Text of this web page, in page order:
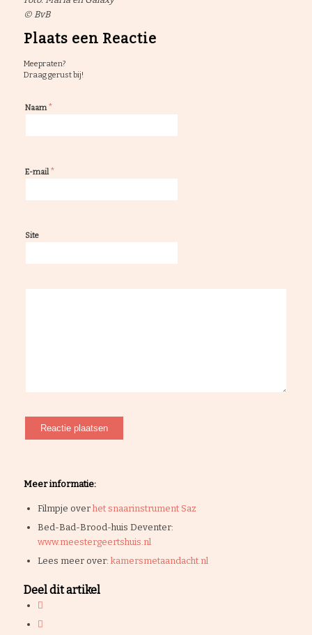
© BvB
Plaats een Reactie
Meepraten?
Draag gerust bij!
Naam*
E-mail*
Site
Meer informatie:
Filmpje over het snaarinstrument Saz
Bed-Bad-Brood-huis Deventer:
www.meestergeertshuis.nl
Lees meer over: kamersmetaandacht.nl
Deel dit artikel